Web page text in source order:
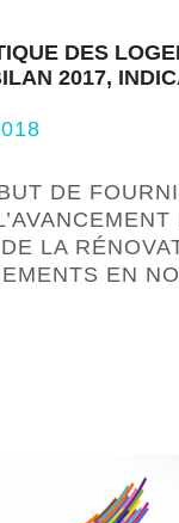
DES
2017,
DE
LA
EN